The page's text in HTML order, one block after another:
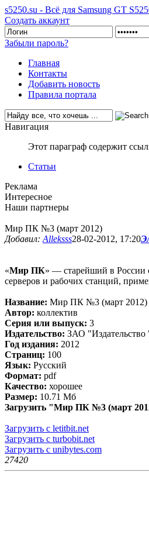
s5250.su - Всё для Samsung GT
Создать аккаунт
Забыли пароль?
Главная
Контакты
Добавить новость
Правила портала
Навигация
Этот параграф содержит
Статьи
Реклама
Интересное
Наши партнеры
Мир ПК №3 (март 2012)
Добавил: Alleksss28-02-2012, 17:20
«Мир ПК» — старейший в России
серверов и рабочих станций,
Название: Мир ПК №3 (март 2012)
Автор: коллектив
Серия или выпуск: 3
Издательство: ЗАО
Год издания: 2012
Страниц: 100
Язык: Русский
Формат: pdf
Качество: хорошее
Размер: 10.71 Мб
Загрузить "Мир ПК №3 (март
Загрузить с letitbit.net
Загрузить с turbobit.net
Загрузить с unibytes.com
27420